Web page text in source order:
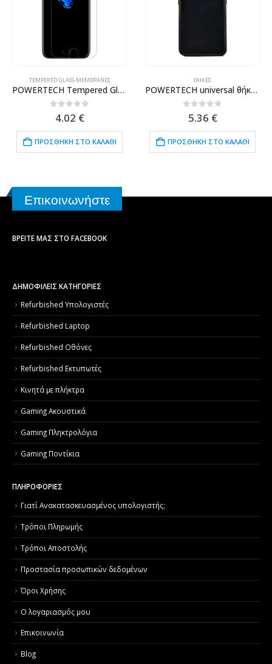
ΘΉΚΕΣ
POWERTECH universal θήκη Glass TPU για smartphone έως 7.5 x 14.5cm, μαύρη
out of 5
5.36 €
ΠΡΟΣΘΉΚΗ ΣΤΟ ΚΑΛΆΘΙ
TEMPERED GLASS-ΜΕΜΒΡΆΝΕΣ
POWERTECH Tempered Glass 9H(0.33MM) για Samsung A20/A30(S)/A50(S) 2019
out of 5
4.02 €
ΠΡΟΣΘΉΚΗ ΣΤΟ ΚΑΛΆΘΙ
Επικοινωνήστε
ΒΡΕΊΤΕ ΜΑΣ ΣΤΟ FACEBOOK
ΔΗΜΟΦΙΛΕΙΣ ΚΑΤΗΓΟΡΙΕΣ
Refurbished Υπολογιστές
Refurbished Laptop
Refurbished Οθόνες
Refurbished Εκτυπωτές
Κινητά με πλήκτρα
Gaming Ακουστικά
Gaming Πληκτρολόγια
Gaming Ποντίκια
ΠΛΗΡΟΦΟΡΙΕΣ
Γιατί Aνακατασκευασμένος υπολογιστής;
Τρόποι Πληρωμής
Τρόποι Αποστολής
Προστασία προσωπικών δεδομένων
Όροι Χρήσης
Ο λογαριασμός μου
Επικοινωνία
Blog